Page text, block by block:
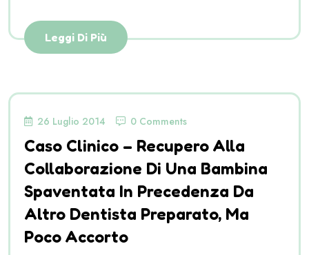
Leggi Di Più
26 Luglio 2014 0 Comments
Caso Clinico – Recupero Alla
Collaborazione Di Una Bambina
Spaventata In Precedenza Da
Altro Dentista Preparato, Ma
Poco Accorto